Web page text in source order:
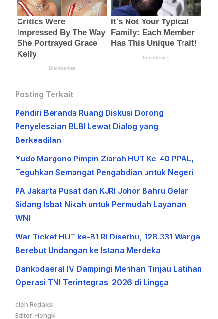
Posting Terkait
Pendiri Beranda Ruang Diskusi Dorong
Penyelesaian BLBI Lewat Dialog yang
Berkeadilan
Yudo Margono Pimpin Ziarah HUT Ke-40 PPAL,
Teguhkan Semangat Pengabdian untuk Negeri
PA Jakarta Pusat dan KJRI Johor Bahru Gelar
Sidang Isbat Nikah untuk Permudah Layanan
WNI
War Ticket HUT ke-81 RI Diserbu, 128.331 Warga
Berebut Undangan ke Istana Merdeka
Dankodaeral IV Dampingi Menhan Tinjau Latihan
Operasi TNI Terintegrasi 2026 di Lingga
oleh Redaksi
Editor: Hengki